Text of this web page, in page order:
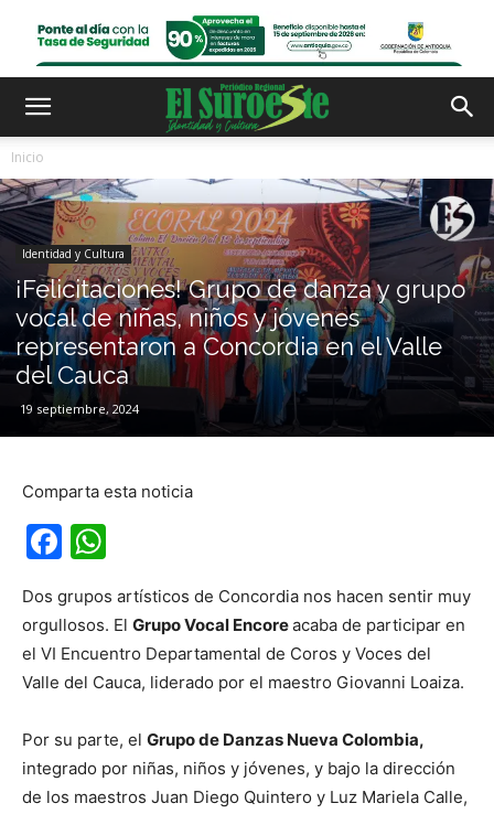
Inicio
Identidad y Cultura
¡Felicitaciones! Grupo de danza y grupo
vocal de niñas, niños y jóvenes
representaron a Concordia en el Valle
del Cauca
19 septiembre, 2024
Comparta esta noticia
Facebook
Dos grupos artísticos de Concordia nos hacen sentir muy
orgullosos. El Grupo Vocal Encoreacaba de participar en
el VI Encuentro Departamental de Coros y Voces del
Valle del Cauca, liderado por el maestro Giovanni Loaiza.
Por su parte, el Grupo de Danzas Nueva Colombia,
integrado por niñas, niños y jóvenes, y bajo la dirección
de los maestros Juan Diego Quintero y Luz Mariela Calle,